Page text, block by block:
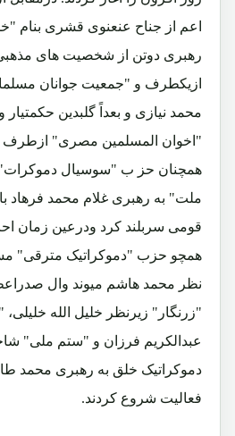
اعم از جناح عنعنوی قشری بنام
رهبری دوتن از شخصیت های
ازیکطرف و "جمعیت جوانان
محمد نیازی و بعداً گلبدین
"اخوان المسلمین مصری" ازطرف
همچنان حز ب "سوسیال دموکرات"
ملت" به رهبری غلام محمد فرهاد
قومی سربلند کرد ودرعین زمان
همچو حزب "دموکراتیک مترقی"
نظر محمد هاشم میوند وال
"زرنگار" زیرنظر خلیل الله
عبدالکریم فرزان و "ستم ملی"
دموکراتیک خلق به رهبری محمد
فعالیت شروع کردند.